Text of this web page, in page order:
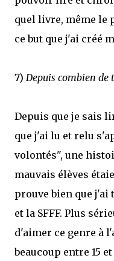
quel livre, même le
ce but que j'ai créé
7) Depuis combien de
Depuis que je sais
que j'ai lu et relu
volontés", une
mauvais élèves
prouve bien que
et la SFFF. Plus
d'aimer ce genre à
beaucoup entre 15